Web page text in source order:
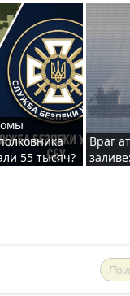
55 тысяч?
Враг